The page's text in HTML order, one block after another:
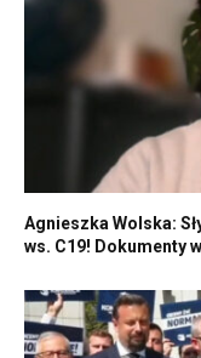
Agnieszka Wolska:
ws. C19! Dokumenty